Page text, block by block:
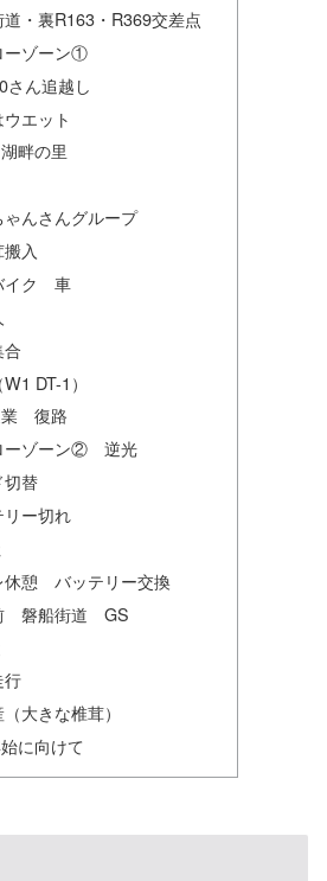
・裏R163・R369交差点
ーゾーン①
さん追越し
エット
畔の里
ゃんさんグループ
入
イク 車
DT-1）
業 復路
ーゾーン② 逆光
切替
ー切れ
休憩 バッテリー交換
磐船街道 GS
行
大きな椎茸）
に向けて